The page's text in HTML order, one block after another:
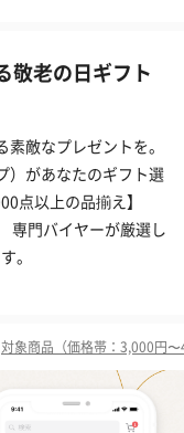
敬老の日ギフト
敵なプレゼントを。
）があなたのギフト選
点以上の品揃え】
専門バイヤーが厳選し
。
対象商品（価格帯：3,000円